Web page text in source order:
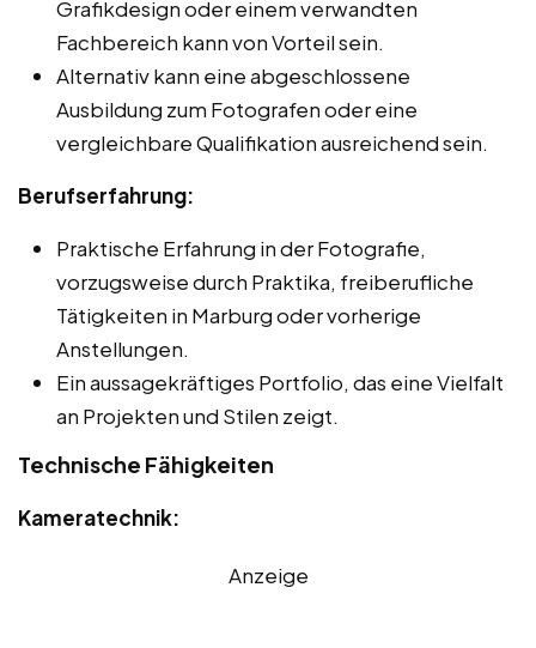
Grafikdesign oder einem verwandten
Fachbereich kann von Vorteil sein.
Alternativ kann eine abgeschlossene
Ausbildung zum Fotografen oder eine
vergleichbare Qualifikation ausreichend sein.
Berufserfahrung:
Praktische Erfahrung in der Fotografie,
vorzugsweise durch Praktika, freiberufliche
Tätigkeiten in Marburg oder vorherige
Anstellungen.
Ein aussagekräftiges Portfolio, das eine Vielfalt
an Projekten und Stilen zeigt.
Technische Fähigkeiten
Kameratechnik:
Anzeige